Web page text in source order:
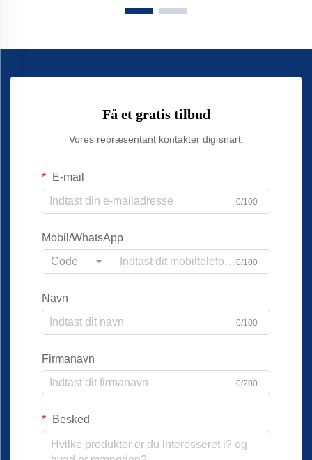
Få et gratis tilbud
Vores repræsentant kontakter dig snart.
E-mail
0/100
Mobil/WhatsApp
Code
0/100
Navn
0/100
Firmanavn
0/200
Besked